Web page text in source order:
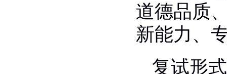
道德品质
新能力、
复试形